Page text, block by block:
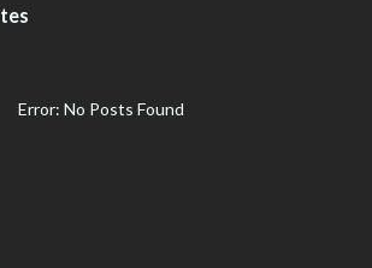
Error: No Posts Found